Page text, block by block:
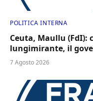
POLITICA INTERNA
Ceuta, Maullu
lungimirante, il
7 Agosto 2026